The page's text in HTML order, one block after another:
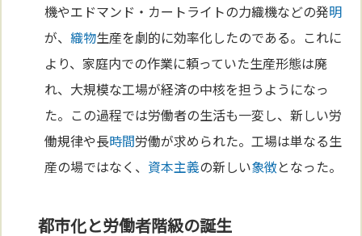
機やエドマンド・カートライトの力織機などの発明
が、織物生産を劇的に効率化したのである。これに
より、家庭内での作業に頼っていた生産形態は廃
れ、大規模な工場が経済の中核を担うようになっ
た。この過程では労働者の生活も一変し、新しい労
働規律や長時間労働が求められた。工場は単なる生
産の場ではなく、 資本主義の新しい象徴となった。
都市化と労働者階級の誕生